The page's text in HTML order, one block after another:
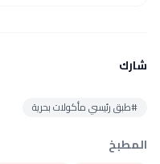
شارك
#طبق رئيسي مأكولات بحرية
المطبخ